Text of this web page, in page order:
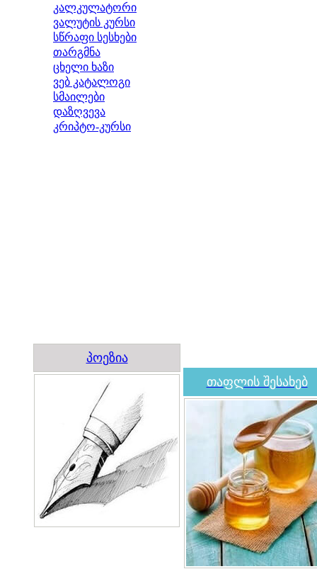
კალკულატორი
ვალუტის კურსი
სწრაფი სესხები
თარგმნა
ცხელი ხაზი
ვებ კატალოგი
სმაილები
დაზღვევა
კრიპტო-კურსი
პოეზია
თაფლის შესახებ